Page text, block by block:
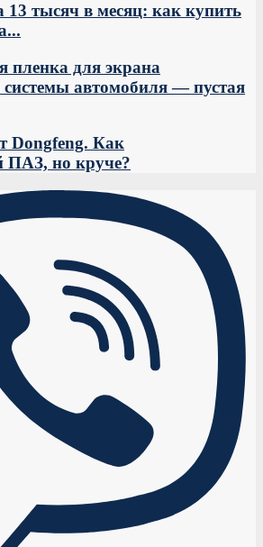
13 тысяч в месяц: как купить
пленка для экрана
автомобиля — пустая
Dongfeng. Как
ПАЗ, но круче?